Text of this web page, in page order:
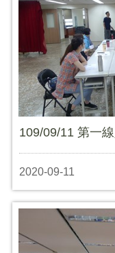
109/09/11 第一
2020-09-11